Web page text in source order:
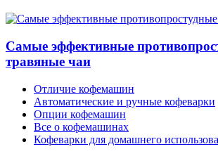
Самые эффективные
травяные чаи
Отличие кофемашин
Автоматические и ручные кофеварки
Опции кофемашин
Все о кофемашинах
Кофеварки для домашнего